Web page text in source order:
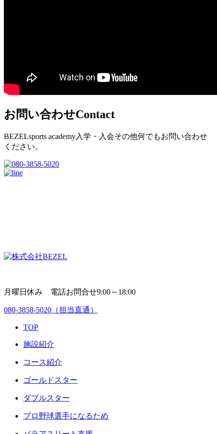
お問い合わせContact
BEZELsports academy入学・入会その他何でもお問い合わせ
ください。
月曜日休み 電話お問合せ9:00～18:00
080-3858-5020 （担当直通）
TOP
施設紹介
コース紹介
ゴールドスター
ダブルスター
プロ野球選手になるため